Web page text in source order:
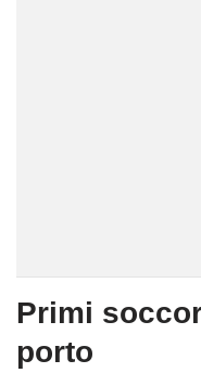
Primi
porto